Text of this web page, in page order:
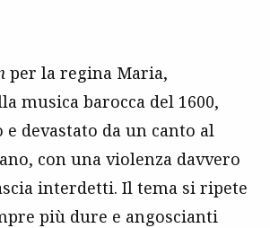
per la regina Maria,
musica barocca del 1600,
devastato da un canto al
con una violenza davvero
interdetti. Il tema si ripete
più dure e angoscianti